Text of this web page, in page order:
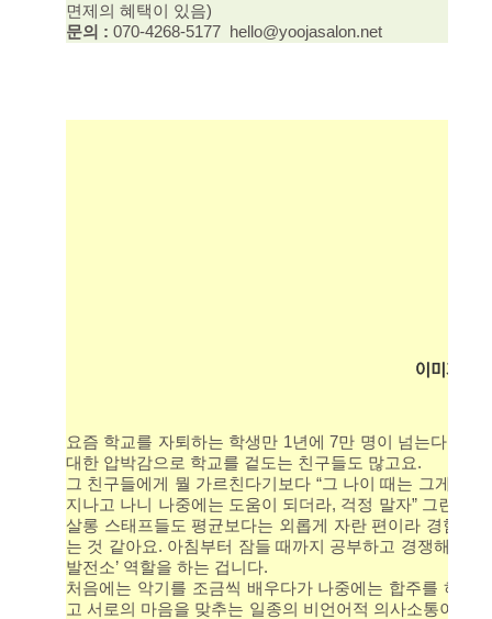
면제의 혜택이 있음)
문의 : 070-4268-5177 hello@yoojasalon.net
요즘 학교를 자퇴하는 학생만 1년에 7만 명이 넘는다고
대한 압박감으로 학교를 겉도는 친구들도 많고요.
그 친구들에게 뭘 가르친다기보다 “그 나이 때는 그게 당
지나고 나니 나중에는 도움이 되더라, 걱정 말자” 그런 이
살롱 스태프들도 평균보다는 외롭게 자란 편이라 경험에
는 것 같아요. 아침부터 잠들 때까지 공부하고 경쟁해야
발전소’ 역할을 하는 겁니다.
처음에는 악기를 조금씩 배우다가 나중에는 합주를 하는
고 서로의 마음을 맞추는 일종의 비언어적 의사소통이거